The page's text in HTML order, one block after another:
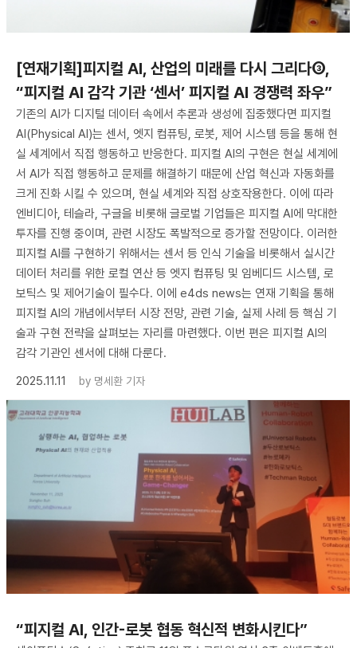
[연재기획]피지컬 AI, 산업의 미래를 다시 그리다③,
“피지컬 AI 감각 기관 ‘센서’ 피지컬 AI 경쟁력 좌우”
기존의 AI가 디지털 데이터 속에서 추론과 생성에 집중했다면 피지컬
AI(Physical AI)는 센서, 엣지 컴퓨팅, 로봇, 제어 시스템 등을 통해 현
실 세계에서 직접 행동하고 반응한다. 피지컬 AI의 구현은 현실 세계에
서 AI가 직접 행동하고 문제를 해결하기 때문에 산업 혁신과 자동화를
크게 진화 시킬 수 있으며, 현실 세계와 직접 상호작용한다. 이에 따라
엔비디아, 테슬라, 구글을 비롯해 글로벌 기업들은 피지컬 AI에 막대한
투자를 진행 중이며, 관련 시장도 폭발적으로 증가할 전망이다. 이러한
피지컬 AI를 구현하기 위해서는 센서 등 인식 기술을 비롯해서 실시간
데이터 처리를 위한 로컬 연산 등 엣지 컴퓨팅 및 임베디드 시스템, 로
보틱스 및 제어기술이 필수다. 이에 e4ds news는 연재 기획을 통해
피지컬 AI의 개념에서부터 시장 전망, 관련 기술, 실제 사례 등 핵심 기
술과 구현 전략을 살펴보는 자리를 마련했다. 이번 편은 피지컬 AI의
감각 기관인 센서에 대해 다룬다.
2025.11.11
by 명세환 기자
“피지컬 AI, 인간-로봇 협동 혁신적 변화시킨다”